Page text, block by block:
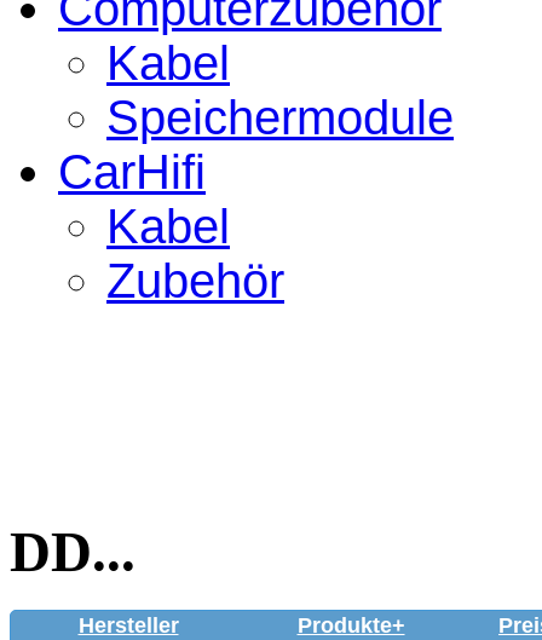
Kabel
Speichermodule
CarHifi
Kabel
Zubehör
DD...
Hersteller Produkte+